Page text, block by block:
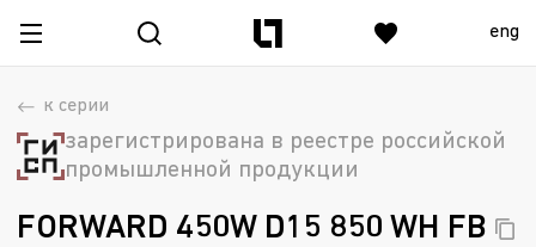
eng
к серии
зарегистрирована в реестре российской
промышленной продукции
FORWARD 450W D15 850 WH FB